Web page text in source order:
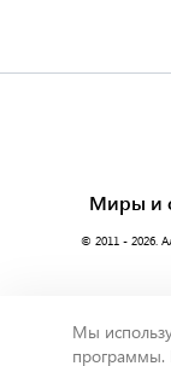
Миры и
© 2011 - 2026.
Мы
программы.